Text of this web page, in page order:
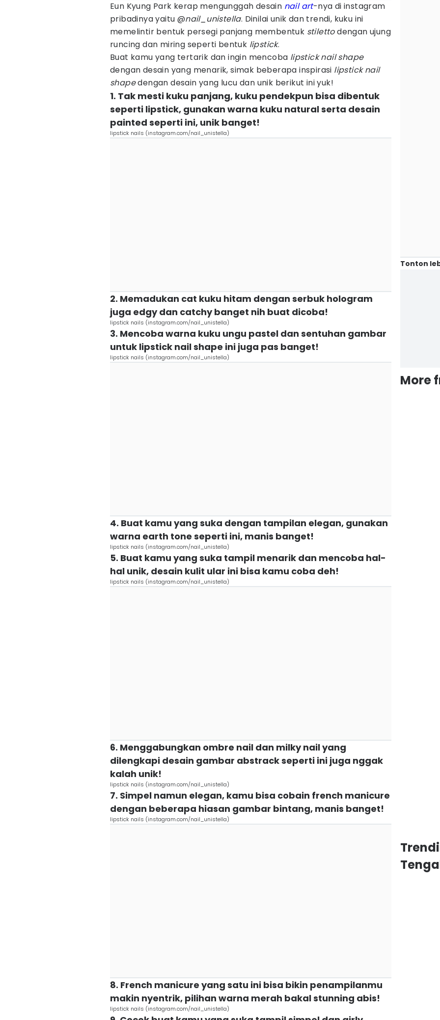
Eun Kyung Park kerap mengunggah desain nail art-nya di instagram
pribadinya yaitu @nail_unistella. Dinilai unik dan trendi, kuku ini
memelintir bentuk persegi panjang membentuk stilettodengan ujung
runcing dan miring seperti bentuk lipstick.
Buat kamu yang tertarik dan ingin mencoba lipstick nail shape
dengan desain yang menarik, simak beberapa inspirasi lipstick nail
shapedengan desain yang lucu dan unik berikut ini yuk!
1. Tak mesti kuku panjang, kuku pendekpun bisa dibentuk
seperti lipstick, gunakan warna kuku natural serta desain
painted seperti ini, unik banget!
lipstick nails (instagram.com/nail_unistella)
2. Memadukan cat kuku hitam dengan serbuk hologram
juga edgy dan catchy banget nih buat dicoba!
lipstick nails (instagram.com/nail_unistella)
3. Mencoba warna kuku ungu pastel dan sentuhan gambar
untuk lipstick nail shape ini juga pas banget!
lipstick nails (instagram.com/nail_unistella)
4. Buat kamu yang suka dengan tampilan elegan, gunakan
warna earth tone seperti ini, manis banget!
lipstick nails (instagram.com/nail_unistella)
5. Buat kamu yang suka tampil menarik dan mencoba hal-
hal unik, desain kulit ular ini bisa kamu coba deh!
lipstick nails (instagram.com/nail_unistella)
6. Menggabungkan ombre nail dan milky nail yang
dilengkapi desain gambar abstrack seperti ini juga nggak
kalah unik!
lipstick nails (instagram.com/nail_unistella)
7. Simpel namun elegan, kamu bisa cobain french manicure
dengan beberapa hiasan gambar bintang, manis banget!
lipstick nails (instagram.com/nail_unistella)
8. French manicure yang satu ini bisa bikin penampilanmu
makin nyentrik, pilihan warna merah bakal stunning abis!
lipstick nails (instagram.com/nail_unistella)
Tonton
More